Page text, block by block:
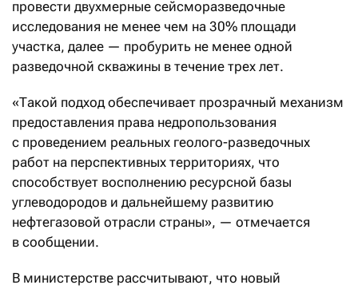
провести двухмерные сейсморазведочные
исследования не менее чем на 30% площади
участка, далее — пробурить не менее одной
разведочной скважины в течение трех лет.
«Такой подход обеспечивает прозрачный механизм
предоставления права недропользования
с проведением реальных геолого-разведочных
работ на перспективных территориях, что
способствует восполнению ресурсной базы
углеводородов и дальнейшему развитию
нефтегазовой отрасли страны», — отмечается
в сообщении.
В министерстве рассчитывают, что новый